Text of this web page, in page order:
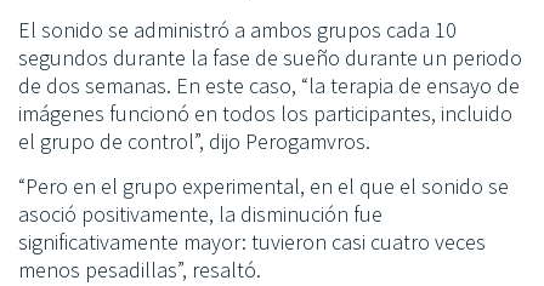
El sonido se administró a ambos grupos cada 10
segundos durante la fase de sueño durante un periodo
de dos semanas. En este caso, “la terapia de ensayo de
imágenes funcionó en todos los participantes, incluido
el grupo de control”, dijo Perogamvros.
“Pero en el grupo experimental, en el que el sonido se
asoció positivamente, la disminución fue
significativamente mayor: tuvieron casi cuatro veces
menos pesadillas”, resaltó.